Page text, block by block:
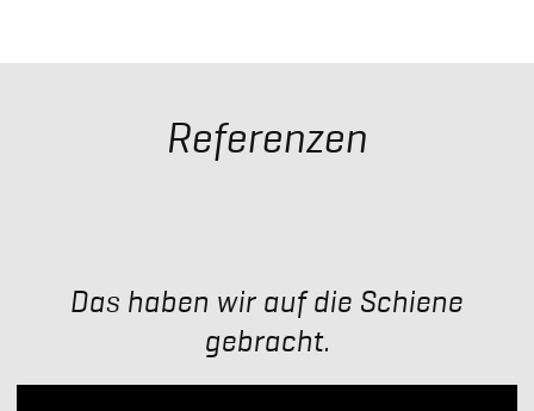
Referenzen
Das haben wir auf die Schiene
gebracht.